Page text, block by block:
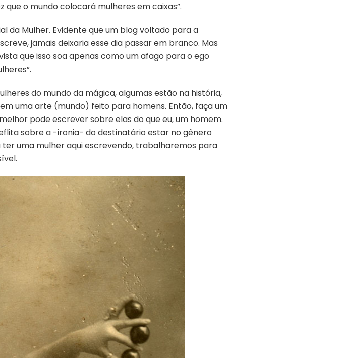
MAGICISTAS
que o mundo colocará mulheres em caixas”.
da Mulher. Evidente que um blog voltado para a
jamais deixaria esse dia passar em branco. Mas
que isso soa apenas como um afago para o ego
do mundo da mágica, algumas estão na história,
uma arte (mundo) feito para homens. Então, faça um
pode escrever sobre elas do que eu, um homem.
sobre a -ironia- do destinatário estar no gênero
uma mulher aqui escrevendo, trabalharemos para